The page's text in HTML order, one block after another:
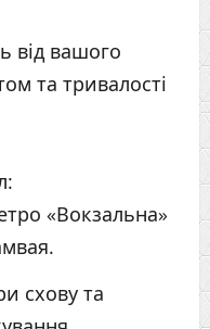
від вашого
та тривалості
«Вокзальна»
схову та